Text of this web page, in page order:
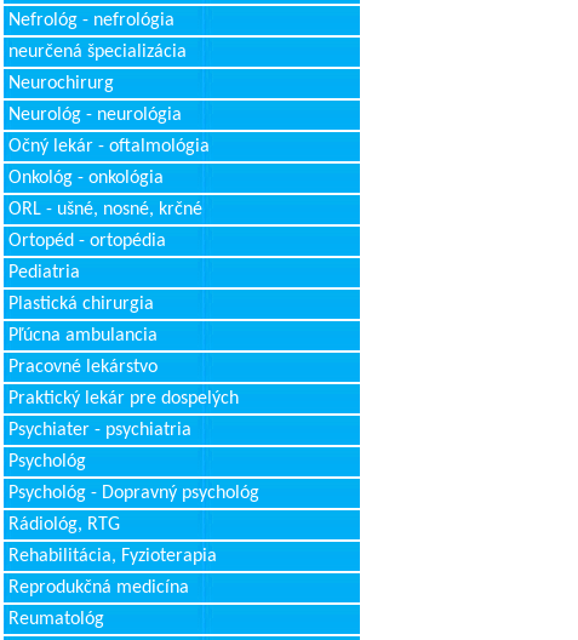
Nefrológ - nefrológia
neurčená špecializácia
Neurochirurg
Neurológ - neurológia
Očný lekár - oftalmológia
Onkológ - onkológia
ORL - ušné, nosné, krčné
Ortopéd - ortopédia
Pediatria
Plastická chirurgia
Pľúcna ambulancia
Pracovné lekárstvo
Praktický lekár pre dospelých
Psychiater - psychiatria
Psychológ
Psychológ - Dopravný psychológ
Rádiológ, RTG
Rehabilitácia, Fyzioterapia
Reprodukčná medicína
Reumatológ